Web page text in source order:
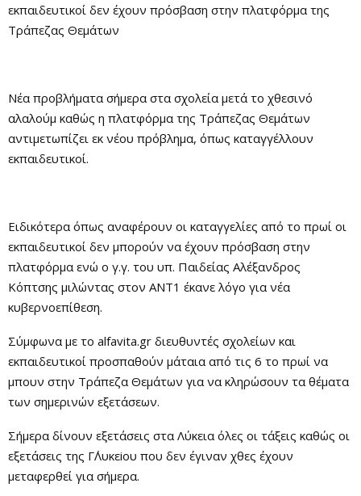
εκπαιδευτικοί δεν έχουν πρόσβαση στην πλατφόρμα της
Τράπεζας Θεμάτων
Νέα προβλήματα σήμερα στα σχολεία μετά το χθεσινό
αλαλούμ καθώς η πλατφόρμα της Τράπεζας Θεμάτων
αντιμετωπίζει εκ νέου πρόβλημα, όπως καταγγέλλουν
εκπαιδευτικοί.
Ειδικότερα όπως αναφέρουν οι καταγγελίες από το πρωί οι
εκπαιδευτικοί δεν μπορούν να έχουν πρόσβαση στην
πλατφόρμα ενώ ο γ.γ. του υπ. Παιδείας Αλέξανδρος
Κόπτσης μιλώντας στον ANT1 έκανε λόγο για νέα
κυβερνοεπίθεση.
Σύμφωνα με το alfavita.gr διευθυντές σχολείων και
εκπαιδευτικοί προσπαθούν μάταια από τις 6 το πρωί να
μπουν στην Τράπεζα Θεμάτων για να κληρώσουν τα θέματα
των σημερινών εξετάσεων.
Σήμερα δίνουν εξετάσεις στα Λύκεια όλες οι τάξεις καθώς οι
εξετάσεις της Γ΄Λυκεiου που δεν έγιναν χθες έχουν
μεταφερθεί για σήμερα.